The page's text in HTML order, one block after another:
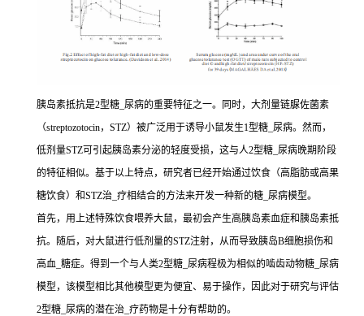
胰岛素抵抗是2型糖_尿病的重要特征之一。同时，大剂量链脲佐菌素
（streptozotocin，STZ）被广泛用于诱导小鼠发生1型糖_尿病。然而，
低剂量STZ可引起胰岛素分泌的轻度受损，这与人2型糖_尿病晚期阶段
的特征相似。基于以上特点，研究者已经开始通过饮食（高脂肪或高果
糖饮食）和STZ治_疗相结合的方法来开发一种新的糖_尿病模型。
首先，用上述特殊饮食喂养大鼠，最初会产生高胰岛素血症和胰岛素抵
抗。随后，对大鼠进行低剂量的STZ注射，从而导致胰岛B细胞损伤和
高血_糖症。得到一个与人类2型糖_尿病程极为相似的啮齿动物糖_尿病
模型，该模型相比其他模型更为便宜、易于操作，因此对于研究与评估
2型糖_尿病的潜在治_疗药物是十分有帮助的。